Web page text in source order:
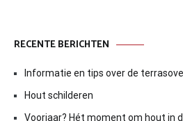
RECENTE BERICHTEN
Informatie en tips over de
Hout schilderen
Voorjaar? Hét moment om hout in